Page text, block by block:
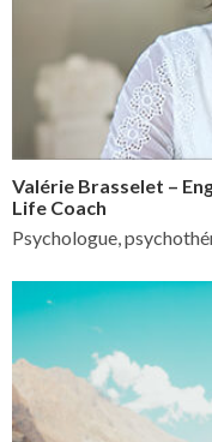
Valérie Brasselet –
Life Coach
Psychologue,